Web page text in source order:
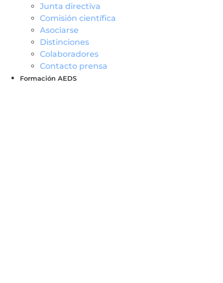
Junta directiva
Comisión científica
Asociarse
Distinciones
Colaboradores
Contacto prensa
Formación AEDS